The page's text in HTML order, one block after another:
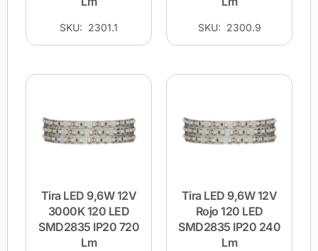
SKU: 2301.1 SKU: 2300.9
Tira LED 9,6W 12V
3000K 120 LED
SMD2835 IP20 720
Lm
Tira LED 9,6W 12V
Rojo 120 LED
SMD2835 IP20 240
Lm